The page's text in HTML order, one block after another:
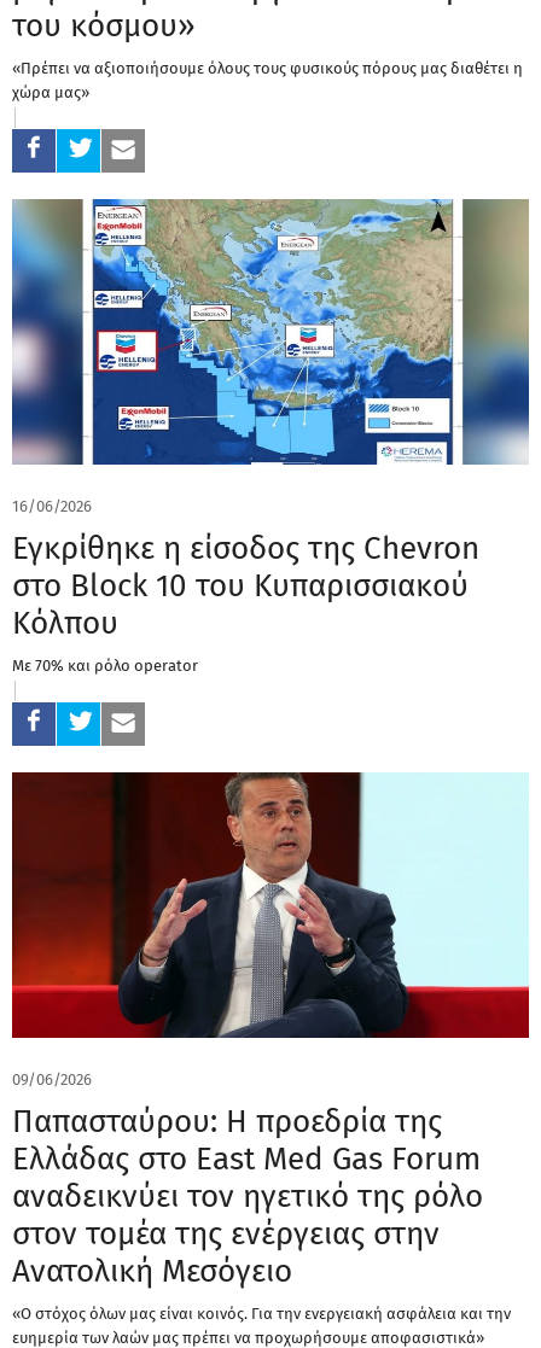
του κόσμου»
«Πρέπει να αξιοποιήσουμε όλους τους φυσικούς πόρους μας διαθέτει η
χώρα μας»
16/06/2026
Εγκρίθηκε η είσοδος της Chevron
στο Block 10 του Κυπαρισσιακού
Κόλπου
Mε 70% και ρόλο operator
09/06/2026
Παπασταύρου: Η προεδρία της
Ελλάδας στο East Med Gas Forum
αναδεικνύει τον ηγετικό της ρόλο
στον τομέα της ενέργειας στην
Ανατολική Μεσόγειο
«Ο στόχος όλων μας είναι κοινός. Για την ενεργειακή ασφάλεια και την
ευημερία των λαών μας πρέπει να προχωρήσουμε αποφασιστικά»